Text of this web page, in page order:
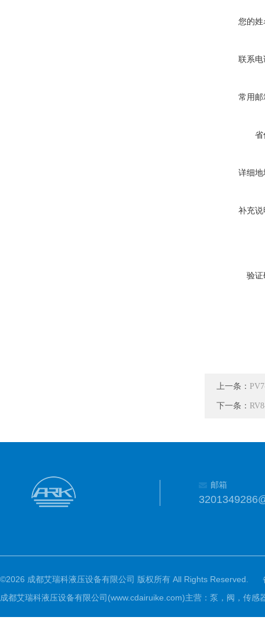
您的
联系
常用
省
详细
补充
验
上一条：
下一条：
邮箱
©2026 成都艾瑞科液压设备有限公司 版权所有 All Rights Reserved.
成都艾瑞科液压设备有限公司(www.cdairuike.com)主营：泵，阀，传